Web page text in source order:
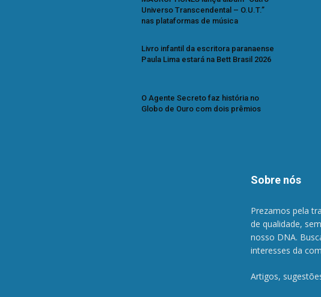
Universo Transcendental – O.U.T.”
nas plataformas de música
Livro infantil da escritora paranaense
Paula Lima estará na Bett Brasil 2026
O Agente Secreto faz história no
Globo de Ouro com dois prêmios
Sobre nós
Prezamos pela
de qualidade,
nosso DNA.
interesses da
Artigos,